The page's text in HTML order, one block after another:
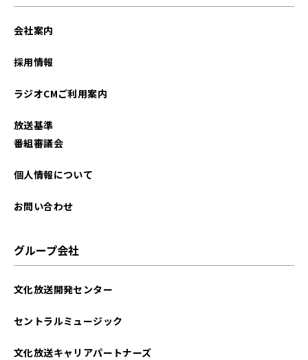
2025年01月
2024年10月
会社案内
採用情報
ラジオCMご利用案内
放送基準
番組審議会
個人情報について
お問い合わせ
グループ会社
文化放送開発センター
セントラルミュージック
文化放送キャリアパートナーズ